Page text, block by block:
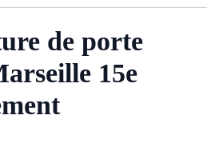
de porte
15e